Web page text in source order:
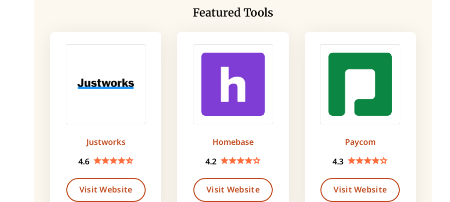
Featured Tools
Justworks
4.6
Visit Website
Homebase
4.2
Visit Website
Paycom
4.3
Visit Website